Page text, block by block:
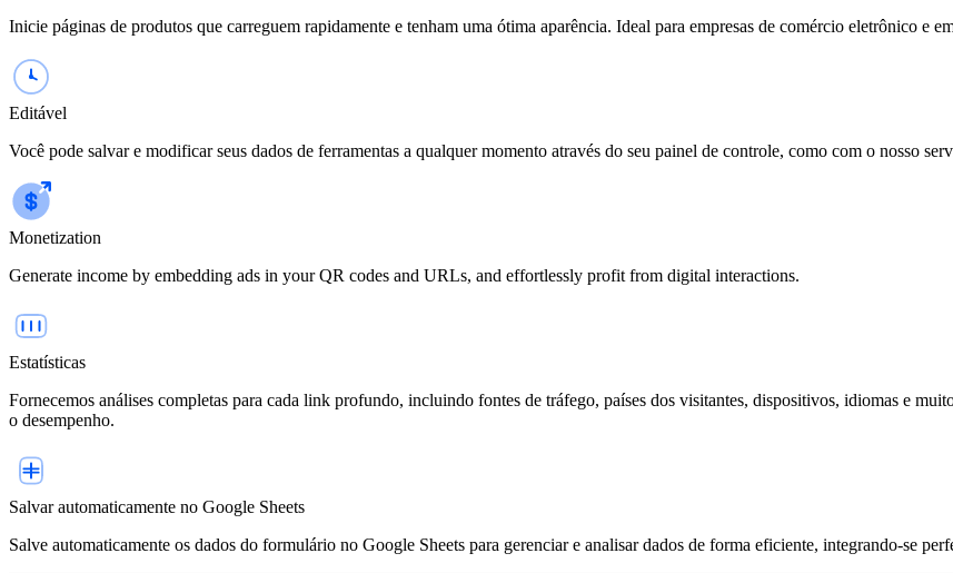
Inicie páginas de produtos que carreguem rapidamente e tenham uma ótima aparência. Ideal para empresas de comércio eletrônico e
Editável
Você pode salvar e modificar seus dados de ferramentas a qualquer momento através do seu painel de controle, como com o nosso
Monetization
Generate income by embedding ads in your QR codes and URLs, and effortlessly profit from digital interactions.
Estatísticas
Fornecemos análises completas para cada link profundo, incluindo fontes de tráfego, países dos visitantes, dispositivos, idiomas e
o desempenho.
Salvar automaticamente no Google Sheets
Salve automaticamente os dados do formulário no Google Sheets para gerenciar e analisar dados de forma eficiente, integrando-se